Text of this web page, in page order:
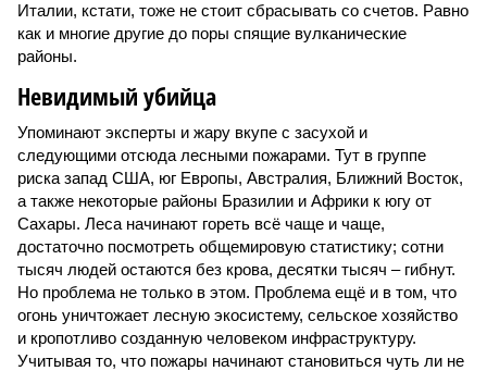
Италии, кстати, тоже не стоит сбрасывать со счетов. Равно
как и многие другие до поры спящие вулканические
районы.
Невидимый убийца
Упоминают эксперты и жару вкупе с засухой и
следующими отсюда лесными пожарами. Тут в группе
риска запад США, юг Европы, Австралия, Ближний Восток,
а также некоторые районы Бразилии и Африки к югу от
Сахары. Леса начинают гореть всё чаще и чаще,
достаточно посмотреть общемировую статистику; сотни
тысяч людей остаются без крова, десятки тысяч – гибнут.
Но проблема не только в этом. Проблема ещё и в том, что
огонь уничтожает лесную экосистему, сельское хозяйство
и кропотливо созданную человеком инфраструктуру.
Учитывая то, что пожары начинают становиться чуть ли не